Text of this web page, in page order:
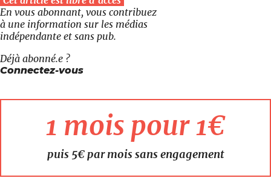
En vous abonnant, vous contribuez
à une information sur les médias
indépendante et sans pub.
Déjà abonné.e ?
Connectez-vous
1 mois pour 1€
puis 5€ par mois sans engagement